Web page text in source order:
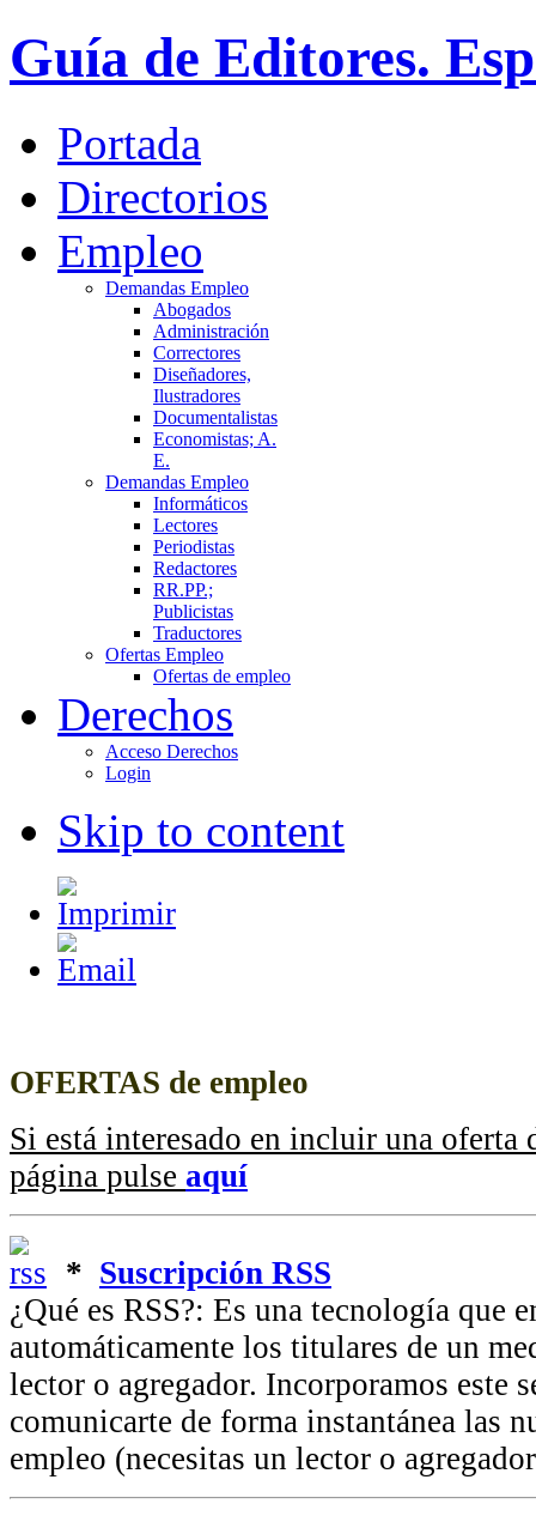
Guía de Editores.
Portada
Directorios
Empleo
Demandas Empleo
Abogados
Administración
Correctores
Diseñadores,
Ilustradores
Documentalistas
Economistas; A.
E.
Demandas Empleo
Informáticos
Lectores
Periodistas
Redactores
RR.PP.;
Publicistas
Traductores
Ofertas Empleo
Ofertas de empleo
Derechos
Acceso Derechos
Login
Skip to content
OFERTAS de empleo
Si está interesado en incluir una oferta
página pulse aquí
* Suscripción RSS
¿Qué es RSS?: Es una tecnología que
automáticamente los titulares de un
lector o agregador. Incorporamos este
comunicarte de forma instantánea las
empleo (necesitas un lector o